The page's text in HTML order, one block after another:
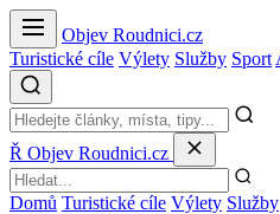
Objev Roudnici.cz
Turistické cíle Výlety Služby Sport
Ř Objev Roudnici.cz
Domů Turistické cíle Výlety Služby